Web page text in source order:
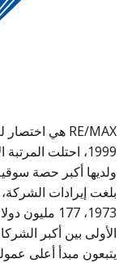
1999، احتلت
ولديها أكبر حصة
بلغت إيرادات
الأولى بين أكبر
يتبعون مبدأ أعلى